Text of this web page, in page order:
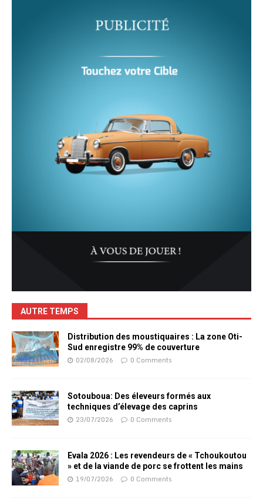
AUTRE TEMPS
Distribution des moustiquaires : La zone Oti-
Sud enregistre 99% de couverture
02/08/2026 0 Comments
Sotouboua: Des éleveurs formés aux
techniques d’élevage des caprins
23/07/2026 0 Comments
Evala 2026 : Les revendeurs de « Tchoukoutou
» et de la viande de porc se frottent les mains
19/07/2026 0 Comments